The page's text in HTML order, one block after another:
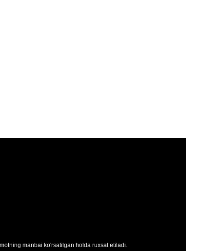
manbai ko'rsatilgan holda ruxsat etiladi.